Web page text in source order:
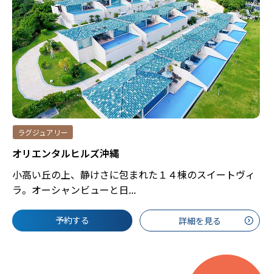
ラグジュアリー
オリエンタルヒルズ沖縄
小高い丘の上、静けさに包まれた１４棟のスイートヴィ
ラ。オーシャンビューと日...
予約する 詳細を見る